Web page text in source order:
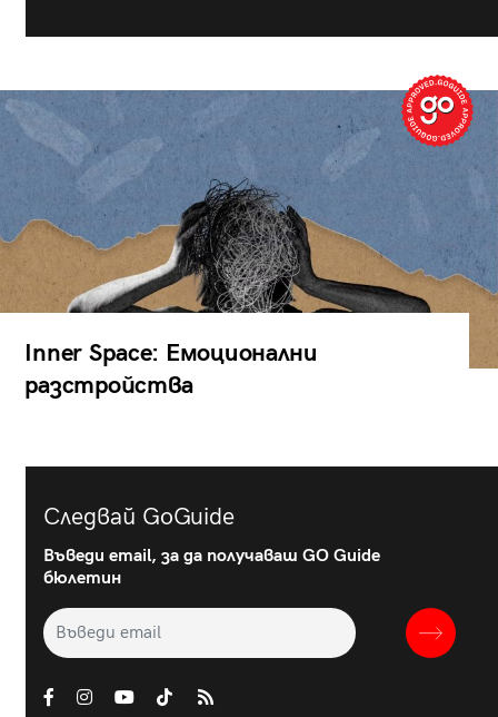
Inner Space: Емоционални
разстройства
Следвай GoGuide
Въведи email, за да получаваш GO Guide
бюлетин